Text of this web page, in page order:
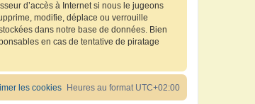
d’accès à Internet si nous le jugeons
modifie, déplace ou verrouille
dans notre base de données. Bien
en cas de tentative de piratage
Heures au format UTC+02:00
les cookies